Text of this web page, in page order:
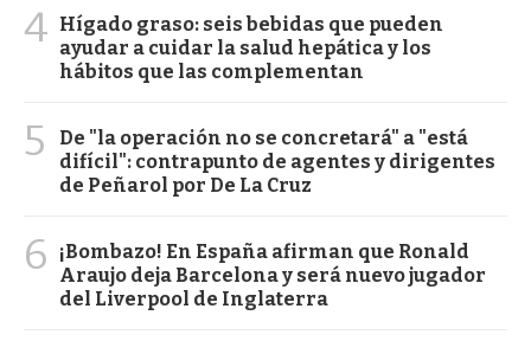
4 Hígado graso: seis bebidas que pueden
ayudar a cuidar la salud hepática y los
hábitos que las complementan
5
De "la operación no se concretará" a "está
difícil": contrapunto de agentes y dirigentes
de Peñarol por De La Cruz
6
¡Bombazo! En España afirman que Ronald
Araujo deja Barcelona y será nuevo jugador
del Liverpool de Inglaterra